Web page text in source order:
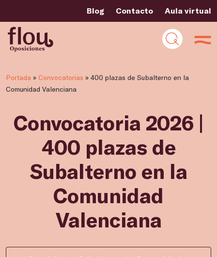
Blog Contacto Aula virtual
Portada » Convocatorias » 400 plazas de Subalterno en la
Comunidad Valenciana
Convocatoria 2026 |
400 plazas de
Subalterno en la
Comunidad
Valenciana